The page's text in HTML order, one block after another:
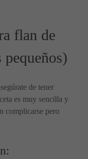
flan de
de tener
es muy sencilla y
complicarse pero